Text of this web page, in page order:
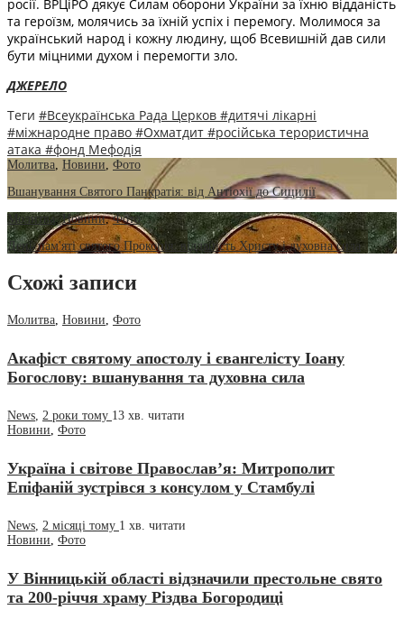
росії. ВРЦіРО дякує Силам оборони України за їхню відданість
та героїзм, молячись за їхній успіх і перемогу. Молимося за
український народ і кожну людину, щоб Всевишній дав сили
бути міцними духом і перемогти зло.
ДЖЕРЕЛО
Теги #Всеукраїнська Рада Церков #дитячі лікарні
#міжнародне право #Охматдит #російська терористична
атака #фонд Мефодія
Молитва Новини Фото
Вшанування Святого Панкратія: від Антіохії до Сицилії
Молитва,Новини,Фото
День пам'яті святого Прокопія: відданість Христу і духовна сила
Схожі записи
Молитва, Новини, Фото
Акафіст святому апостолу і євангелісту Іоану
Богослову: вшанування та духовна сила
News, 2 роки тому 13 хв. читати
Новини, Фото
Україна і світове Православ’я: Митрополит
Епіфаній зустрівся з консулом у Стамбулі
News, 2 місяці тому 1 хв. читати
Новини, Фото
У Вінницькій області відзначили престольне свято
та 200-річчя храму Різдва Богородиці